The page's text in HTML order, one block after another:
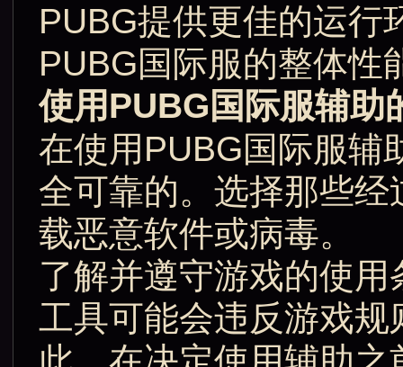
PUBG提供更佳的运行
PUBG国际服的整体性
使用PUBG国际服辅助
在使用PUBG国际服辅
全可靠的。选择那些
载恶意软件或病毒。
了解并遵守游戏的使
工具可能会违反游戏